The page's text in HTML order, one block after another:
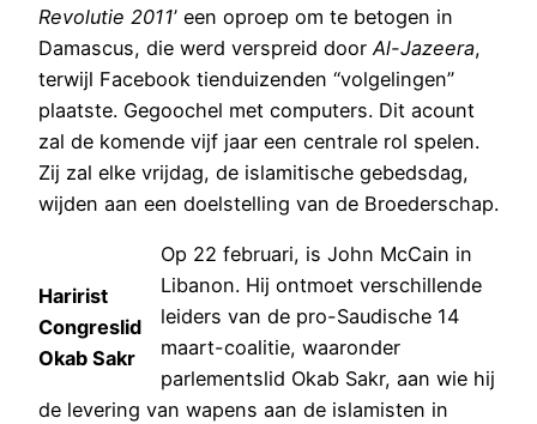
Revolutie 2011’ een oproep om te betogen in
Damascus, die werd verspreid doorAl-Jazeera,
terwijl Facebook tienduizenden “volgelingen”
plaatste. Gegoochel met computers. Dit acount
zal de komende vijf jaar een centrale rol spelen.
Zij zal elke vrijdag, de islamitische gebedsdag,
wijden aan een doelstelling van de Broederschap.
Haririst
Congreslid
Okab Sakr
Op 22 februari, is John McCain in
Libanon. Hij ontmoet verschillende
leiders van de pro-Saudische 14
maart-coalitie, waaronder
parlementslid Okab Sakr, aan wie hij
de levering van wapens aan de islamisten in